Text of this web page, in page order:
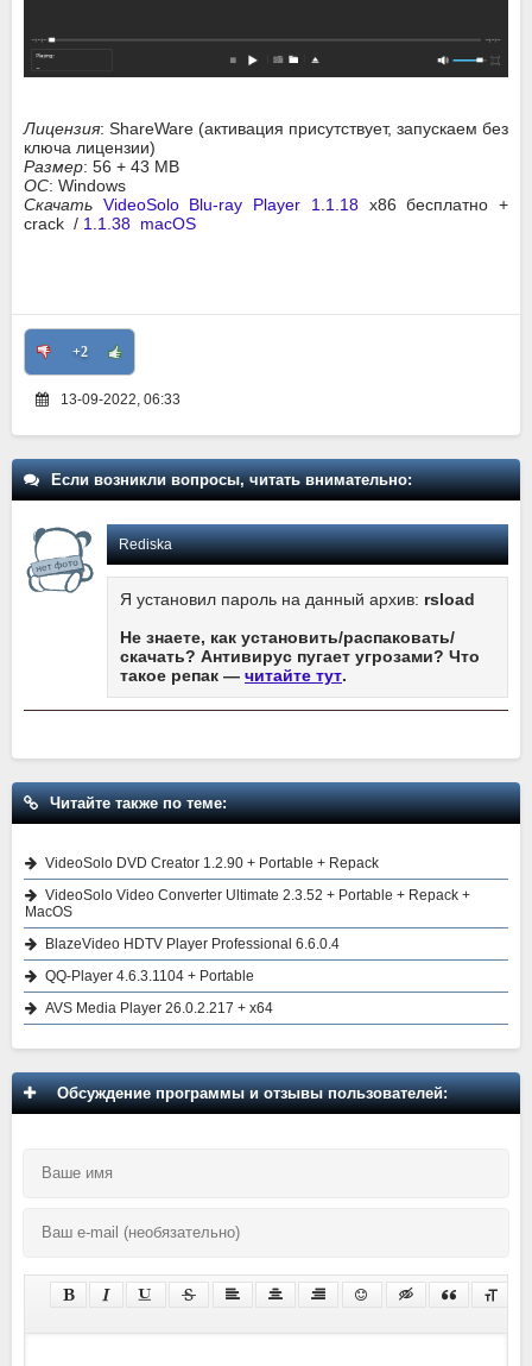
Лицензия: ShareWare (активация присутствует, запускаем без
ключа лицензии)
Размер: 56 + 43 MB
ОС: Windows
Скачать VideoSolo Blu-ray Player 1.1.18x86 бесплатно +
crack / 1.1.38 macOS
+2
13-09-2022, 06:33
Если возникли вопросы, читать внимательно:
Rediska
Я установил пароль на данный архив: rsload
Не знаете, как установить/распаковать/
скачать? Антивирус пугает угрозами? Что
такое репак — читайте тут.
Читайте также по теме:
VideoSolo DVD Creator 1.2.90 + Portable + Repack
VideoSolo Video Converter Ultimate 2.3.52 + Portable + Repack +
MacOS
BlazeVideo HDTV Player Professional 6.6.0.4
QQ-Player 4.6.3.1104 + Portable
AVS Media Player 26.0.2.217 + x64
Обсуждение программы и отзывы пользователей: